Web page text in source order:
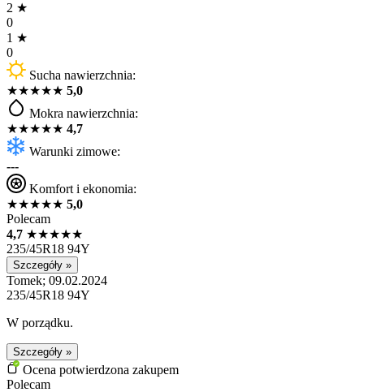
2 ★
0
1 ★
0
Sucha nawierzchnia:
★★★★★ 5,0
Mokra nawierzchnia:
★★★★★ 4,7
Warunki zimowe:
---
Komfort i ekonomia:
★★★★★ 5,0
Polecam
4,7 ★★★★★
235/45R18 94Y
Szczegóły »
Tomek; 09.02.2024
235/45R18 94Y
W porządku.
Szczegóły »
Ocena potwierdzona zakupem
Polecam